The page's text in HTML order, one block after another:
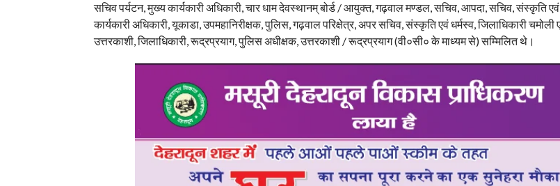
सचिव पर्यटन, मुख्य कार्यकारी अधिकारी, चार धाम देवस्थानम् बोर्ड / आयुक्त, गढ़वाल मण्डल, सचिव, आपदा, सचिव, संस्कृति एवं
कार्यकारी अधिकारी, यूकाडा, उपमहानिरीक्षक, पुलिस, गढ़वाल परिक्षेत्र, अपर सचिव, संस्कृति एवं धर्मस्व, जिलाधिकारी चमोली
उत्तरकाशी, जिलाधिकारी, रूद्रप्रयाग, पुलिस अधीक्षक, उत्तरकाशी / रूद्रप्रयाग (वी०सी० के माध्यम से) सम्मिलित थे।